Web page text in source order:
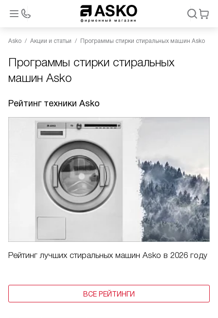
Asko Акции и статьи Программы стирки стиральных машин Asko
Программы стирки стиральных
машин Asko
Рейтинг техники Asko
Рейтинг лучших стиральных машин Asko в 2026 году
ВСЕ РЕЙТИНГИ